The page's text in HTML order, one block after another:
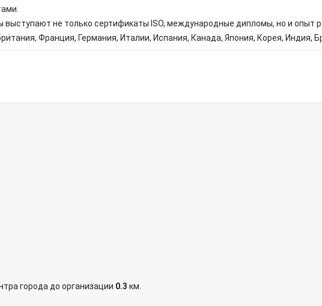
выступают не только сертификаты ISO, международные дипломы, но и опыт
Франция, Германия, Италии, Испания, Канада, Япония, Корея, Индия,
города до организации 0.3 км.